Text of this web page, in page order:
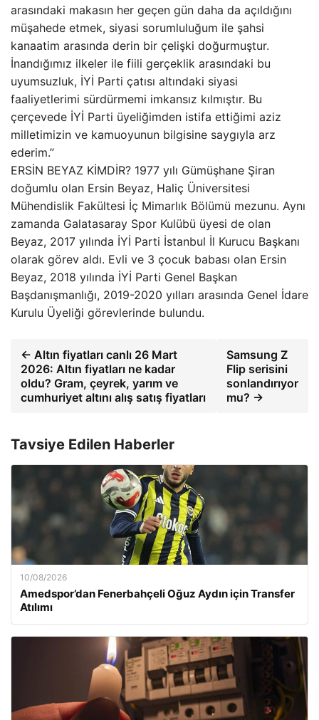
arasındaki makasın her geçen gün daha da açıldığını
müşahede etmek, siyasi sorumluluğum ile şahsi
kanaatim arasında derin bir çelişki doğurmuştur.
İnandığımız ilkeler ile fiili gerçeklik arasındaki bu
uyumsuzluk, İYİ Parti çatısı altındaki siyasi
faaliyetlerimi sürdürmemi imkansız kılmıştır. Bu
çerçevede İYİ Parti üyeliğimden istifa ettiğimi aziz
milletimizin ve kamuoyunun bilgisine saygıyla arz
ederim.”
ERSİN BEYAZ KİMDİR? 1977 yılı Gümüşhane Şiran
doğumlu olan Ersin Beyaz, Haliç Üniversitesi
Mühendislik Fakültesi İç Mimarlık Bölümü mezunu. Aynı
zamanda Galatasaray Spor Kulübü üyesi de olan
Beyaz, 2017 yılında İYİ Parti İstanbul İl Kurucu Başkanı
olarak görev aldı. Evli ve 3 çocuk babası olan Ersin
Beyaz, 2018 yılında İYİ Parti Genel Başkan
Başdanışmanlığı, 2019-2020 yılları arasında Genel İdare
Kurulu Üyeliği görevlerinde bulundu.
← Altın fiyatları canlı 26 Mart
2026: Altın fiyatları ne kadar
oldu? Gram, çeyrek, yarım ve
cumhuriyet altını alış satış fiyatları
Samsung Z
Flip serisini
sonlandırıyor
mu? →
Tavsiye Edilen Haberler
10/08/2026
Amedspor’dan Fenerbahçeli Oğuz Aydın için Transfer
Atılımı